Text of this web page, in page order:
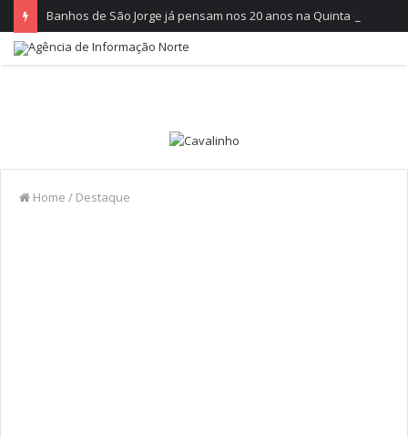
Home / Destaque